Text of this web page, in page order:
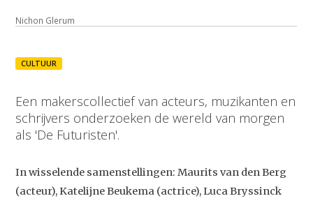
Nichon Glerum
CULTUUR
Een makerscollectief van acteurs, muzikanten en
schrijvers onderzoeken de wereld van morgen
als 'De Futuristen'.
In wisselende samenstellingen: Maurits van den Berg
(acteur), Katelijne Beukema (actrice), Luca Bryssinck